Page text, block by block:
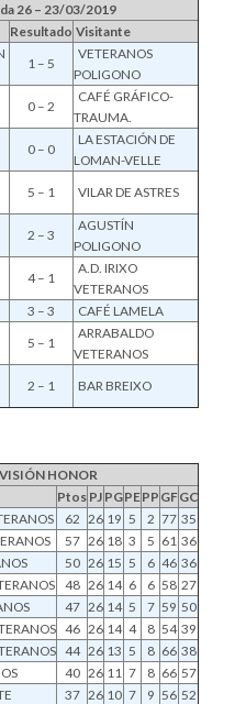
26 – 23/03/2019
Resultado Visitante
1 – 5
VETERANOS
POLIGONO
0 – 2
CAFÉ GRÁFICO-
TRAUMA.
0 – 0
LA ESTACIÓN DE
LOMAN-VELLE
5 – 1
VILAR DE ASTRES
2 – 3
AGUSTÍN
POLIGONO
4 – 1
A.D. IRIXO
VETERANOS
3 – 3
CAFÉ LAMELA
5 – 1
ARRABALDO
VETERANOS
2 – 1 BAR BREIXO
HONOR
Ptos PJ PGPEPP GFGC
62 26 19 5 2 77 35
57 26 18 3 5 61 36
50 26 15 5 6 46 36
48 26 14 6 6 58 27
47 26 14 5 7 59 50
46 26 14 4 8 54 39
44 26 13 5 8 66 38
40 26 11 7 8 66 57
37 26 10 7 9 56 52